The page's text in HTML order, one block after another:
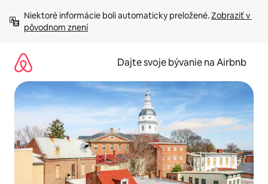
obsah.
Niektoré informácie boli automaticky preložené. Zobraziť v
pôvodnom znení
Dajte svoje bývanie na Airbnb